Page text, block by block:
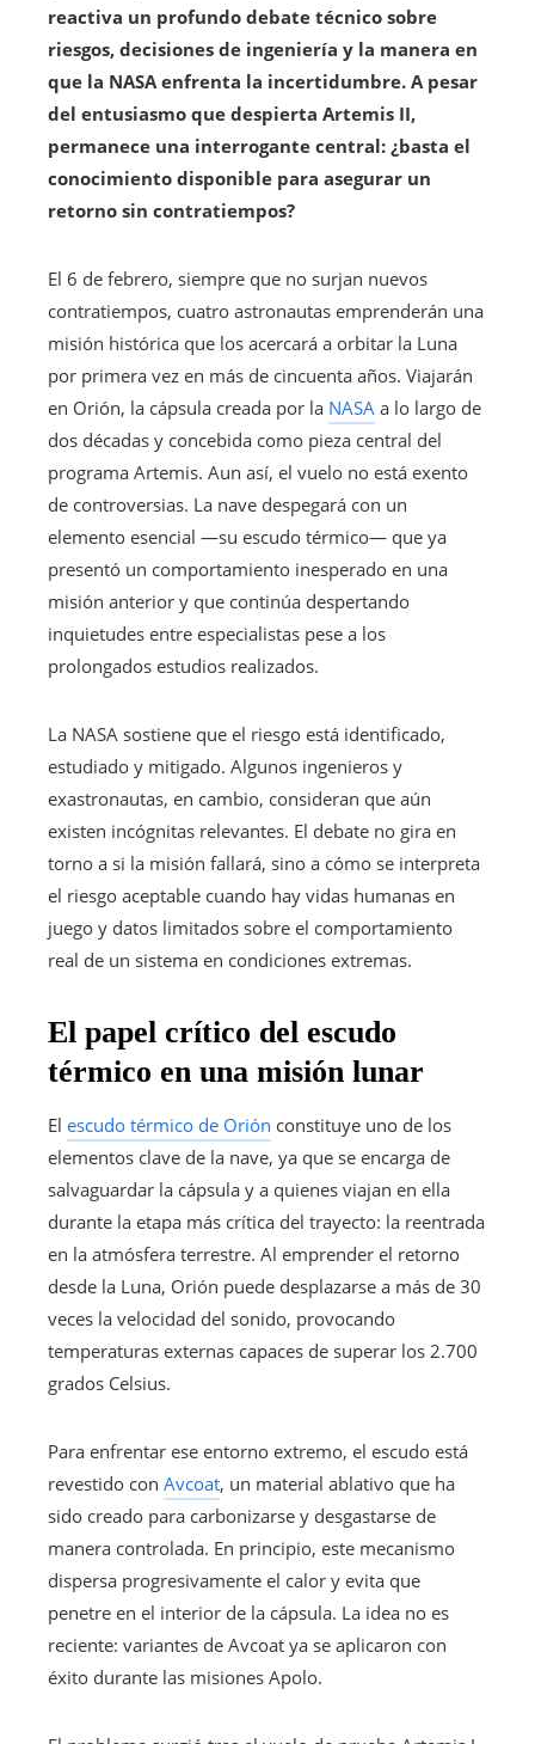
reactiva un profundo debate técnico sobre
riesgos, decisiones de ingeniería y la manera en
que la NASA enfrenta la incertidumbre. A pesar
del entusiasmo que despierta Artemis II,
permanece una interrogante central: ¿basta el
conocimiento disponible para asegurar un
retorno sin contratiempos?
El 6 de febrero, siempre que no surjan nuevos
contratiempos, cuatro astronautas emprenderán una
misión histórica que los acercará a orbitar la Luna
por primera vez en más de cincuenta años. Viajarán
en Orión, la cápsula creada por la NASA a lo largo de
dos décadas y concebida como pieza central del
programa Artemis. Aun así, el vuelo no está exento
de controversias. La nave despegará con un
elemento esencial —su escudo térmico— que ya
presentó un comportamiento inesperado en una
misión anterior y que continúa despertando
inquietudes entre especialistas pese a los
prolongados estudios realizados.
La NASA sostiene que el riesgo está identificado,
estudiado y mitigado. Algunos ingenieros y
exastronautas, en cambio, consideran que aún
existen incógnitas relevantes. El debate no gira en
torno a si la misión fallará, sino a cómo se interpreta
el riesgo aceptable cuando hay vidas humanas en
juego y datos limitados sobre el comportamiento
real de un sistema en condiciones extremas.
El papel crítico del escudo
térmico en una misión lunar
El escudo térmico de Orión constituye uno de los
elementos clave de la nave, ya que se encarga de
salvaguardar la cápsula y a quienes viajan en ella
durante la etapa más crítica del trayecto: la reentrada
en la atmósfera terrestre. Al emprender el retorno
desde la Luna, Orión puede desplazarse a más de 30
veces la velocidad del sonido, provocando
temperaturas externas capaces de superar los 2.700
grados Celsius.
Para enfrentar ese entorno extremo, el escudo está
revestido con Avcoat, un material ablativo que ha
sido creado para carbonizarse y desgastarse de
manera controlada. En principio, este mecanismo
dispersa progresivamente el calor y evita que
penetre en el interior de la cápsula. La idea no es
reciente: variantes de Avcoat ya se aplicaron con
éxito durante las misiones Apolo.